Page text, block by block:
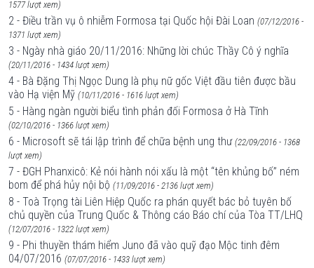
1577 lượt xem)
2 - Điều trần vụ ô nhiễm Formosa tại Quốc hội Đài Loan (07/12/2016 -
1371 lượt xem)
3 - Ngày nhà giáo 20/11/2016: Những lời chúc Thầy Cô ý nghĩa
(20/11/2016 - 1434 lượt xem)
4 - Bà Đặng Thị Ngọc Dung là phụ nữ gốc Việt đầu tiên được bầu
vào Hạ viện Mỹ (10/11/2016 - 1616 lượt xem)
5 - Hàng ngàn người biểu tình phản đối Formosa ở Hà Tĩnh
(02/10/2016 - 1366 lượt xem)
6 - Microsoft sẽ tái lập trình để chữa bệnh ung thư (22/09/2016 - 1368
lượt xem)
7 - ĐGH Phanxicô: Kẻ nói hành nói xấu là một “tên khủng bố” ném
bom để phá hủy nội bộ (11/09/2016 - 2136 lượt xem)
8 - Toà Trọng tài Liên Hiệp Quốc ra phán quyết bác bỏ tuyên bố
chủ quyền của Trung Quốc & Thông cáo Báo chí của Tòa TT/LHQ
(12/07/2016 - 1322 lượt xem)
9 - Phi thuyền thám hiểm Juno đã vào quỹ đạo Mộc tinh đêm
04/07/2016 (07/07/2016 - 1433 lượt xem)